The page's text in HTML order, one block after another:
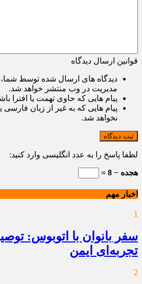
قوانین ارسال دیدگاه
دیدگاه های ارسال شده توسط شما،
مدیریت در وب منتشر خواهد شد.
پیام هایی که حاوی تهمت یا افترا
پیام هایی که به غیر از زبان فارسی
نخواهد شد.
ثبت دیدگاه
لطفا پاسخ را به عدد انگلیسی وارد کنید:
هجده − 8 =
اخبار مهم
1
سفر بانوان با اتوبوس:
تجربه‌ای ایمن
2